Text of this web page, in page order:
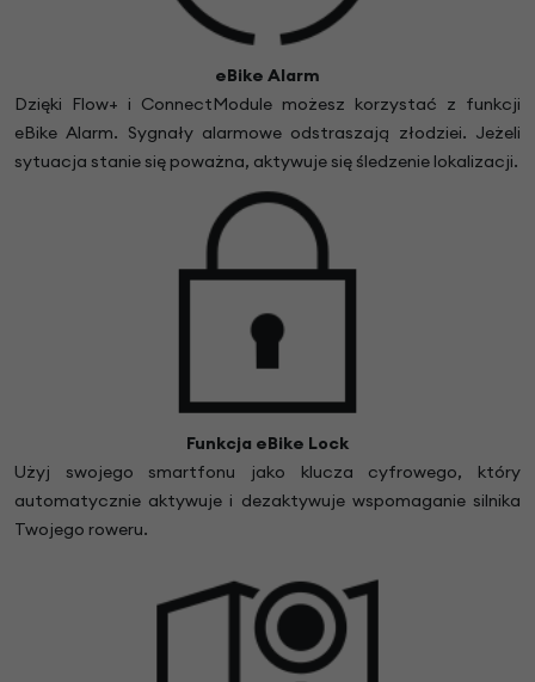
eBike Alarm
Dzięki Flow+ i ConnectModule możesz korzystać z funkcji
eBike Alarm. Sygnały alarmowe odstraszają złodziei. Jeżeli
sytuacja stanie się poważna, aktywuje się śledzenie lokalizacji.
Funkcja eBike Lock
Użyj swojego smartfonu jako klucza cyfrowego, który
automatycznie aktywuje i dezaktywuje wspomaganie silnika
Twojego roweru.